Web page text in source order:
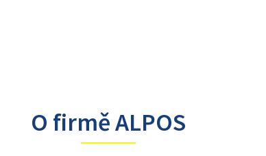
O firmě ALPOS